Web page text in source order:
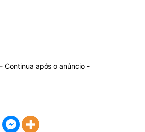
- Continua após o anúncio -